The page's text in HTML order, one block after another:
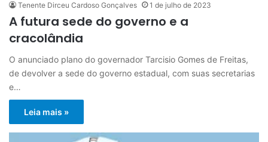
Tenente Dirceu Cardoso Gonçalves 1 de julho de 2023
A futura sede do governo e a
cracolândia
O anunciado plano do governador Tarcisio Gomes de Freitas,
de devolver a sede do governo estadual, com suas secretarias
e…
Leia mais »